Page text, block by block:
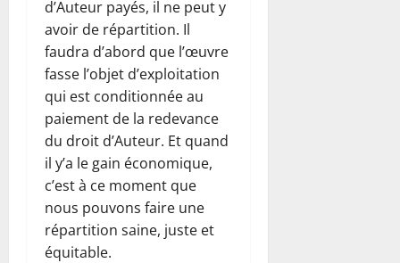
d’Auteur payés, il ne peut y
avoir de répartition. Il
faudra d’abord que l’œuvre
fasse l’objet d’exploitation
qui est conditionnée au
paiement de la redevance
du droit d’Auteur. Et quand
il y’a le gain économique,
c’est à ce moment que
nous pouvons faire une
répartition saine, juste et
équitable.